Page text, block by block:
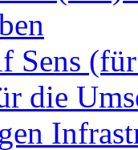
Sens
die